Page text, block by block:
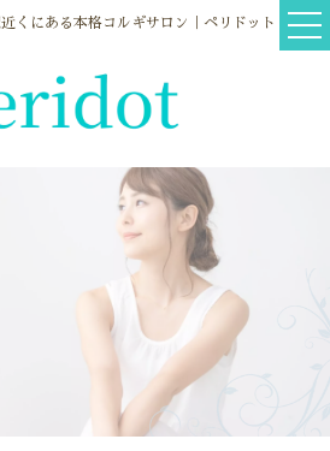
くにある本格コルギサロン｜ペリドット